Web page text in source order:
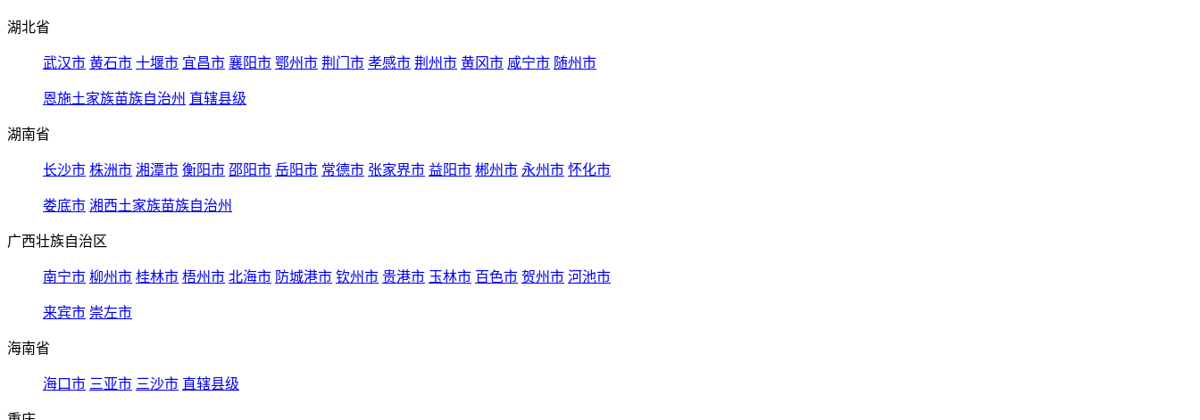
湖北省
武汉市 黄石市 十堰市 宜昌市 襄阳市 鄂州市 荆门市 孝感市 荆州市 黄冈市 咸宁市 随州市
恩施土家族苗族自治州 直辖县级
湖南省
长沙市 株洲市 湘潭市 衡阳市 邵阳市 岳阳市 常德市 张家界市 益阳市 郴州市 永州市 怀化市
娄底市 湘西土家族苗族自治州
广西壮族自治区
南宁市 柳州市 桂林市 梧州市 北海市 防城港市 钦州市 贵港市 玉林市 百色市 贺州市 河池市
来宾市 崇左市
海南省
海口市 三亚市 三沙市 直辖县级